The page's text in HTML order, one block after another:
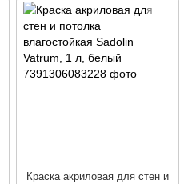
Краска акриловая для стен и